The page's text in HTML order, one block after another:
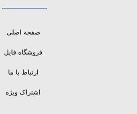
صفحه اصلی
فروشگاه فایل
ارتباط با ما
اشتراک ویژه